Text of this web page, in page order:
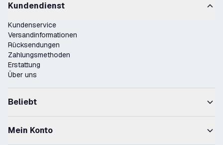
Kundendienst
Kundenservice
Versandinformationen
Rücksendungen
Zahlungsmethoden
Erstattung
Über uns
Beliebt
Mein Konto